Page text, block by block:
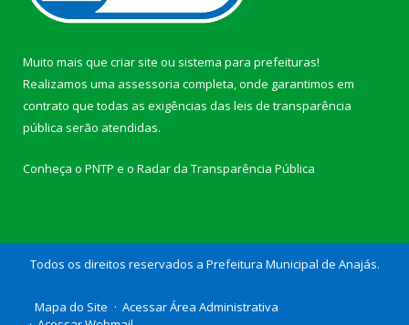
Muito mais que criar site ou sistema para prefeituras!
Realizamos uma assessoria completa, onde garantimos em
contrato que todas as exigências das leis de transparência
pública serão atendidas.
Conheça o PNTP e o Radar da Transparência Pública
Todos os direitos reservados a Prefeitura Municipal de Anajás.
Mapa do Site
Acessar Área Administrativa